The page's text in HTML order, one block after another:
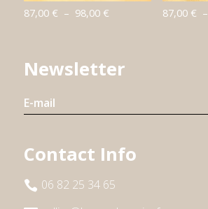
87,00 € – 98,00 €Plage
87,00 €
87,00 € –
Newsletter
Contact Info
 06 82 25 34 65